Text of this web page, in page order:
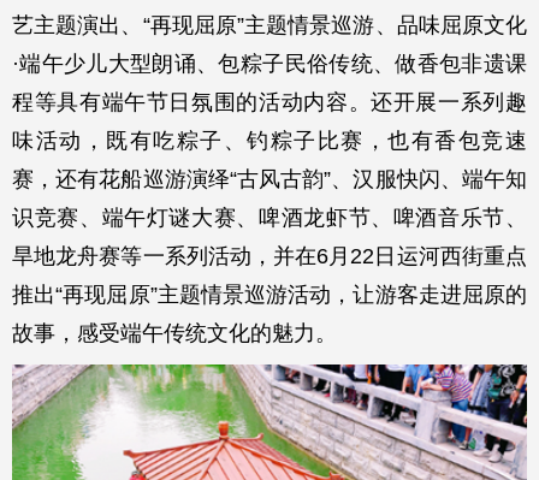
艺主题演出、“再现屈原”主题情景巡游、品味屈原文化
·端午少儿大型朗诵、包粽子民俗传统、做香包非遗课
程等具有端午节日氛围的活动内容。还开展一系列趣
味活动，既有吃粽子、钓粽子比赛，也有香包竞速
赛，还有花船巡游演绎“古风古韵”、汉服快闪、端午知
识竞赛、端午灯谜大赛、啤酒龙虾节、啤酒音乐节、
旱地龙舟赛等一系列活动，并在6月22日运河西街重点
推出“再现屈原”主题情景巡游活动，让游客走进屈原的
故事，感受端午传统文化的魅力。